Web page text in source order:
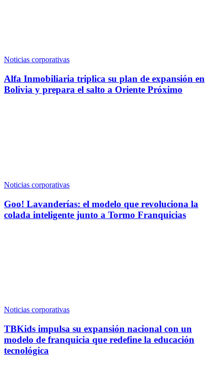
Noticias corporativas
Alfa Inmobiliaria triplica su plan de expansión en
Bolivia y prepara el salto a Oriente Próximo
Noticias corporativas
Goo! Lavanderías: el modelo que revoluciona la
colada inteligente junto a Tormo Franquicias
Noticias corporativas
TBKids impulsa su expansión nacional con un
modelo de franquicia que redefine la educación
tecnológica